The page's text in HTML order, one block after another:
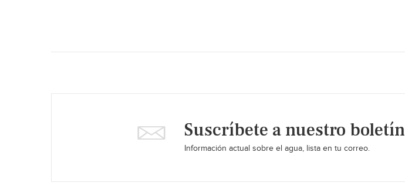
Suscríbete a nuestro boletín
Información actual sobre el agua, lista en tu correo.